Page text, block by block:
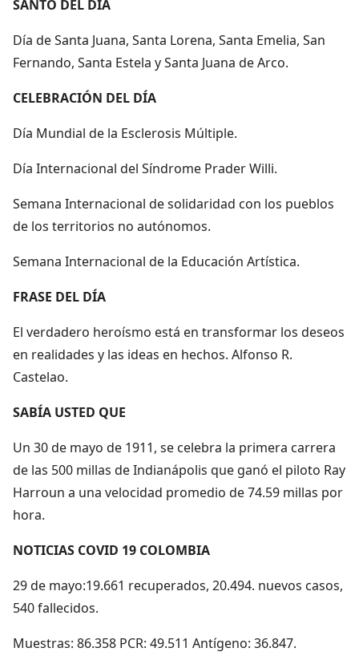
SANTO DEL DÍA
Día de Santa Juana, Santa Lorena, Santa Emelia, San
Fernando, Santa Estela y Santa Juana de Arco.
CELEBRACIÓN DEL DÍA
Día Mundial de la Esclerosis Múltiple.
Día Internacional del Síndrome Prader Willi.
Semana Internacional de solidaridad con los pueblos
de los territorios no autónomos.
Semana Internacional de la Educación Artística.
FRASE DEL DÍA
El verdadero heroísmo está en transformar los deseos
en realidades y las ideas en hechos. Alfonso R.
Castelao.
SABÍA USTED QUE
Un 30 de mayo de 1911, se celebra la primera carrera
de las 500 millas de Indianápolis que ganó el piloto Ray
Harroun a una velocidad promedio de 74.59 millas por
hora.
NOTICIAS COVID 19 COLOMBIA
29 de mayo:19.661 recuperados, 20.494. nuevos casos,
540 fallecidos.
Muestras: 86.358 PCR: 49.511 Antígeno: 36.847.